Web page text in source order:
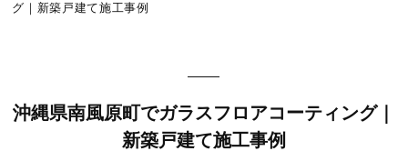
グ｜新築戸建て施工事例
沖縄県南風原町でガラスフロアコーティング｜
新築戸建て施工事例